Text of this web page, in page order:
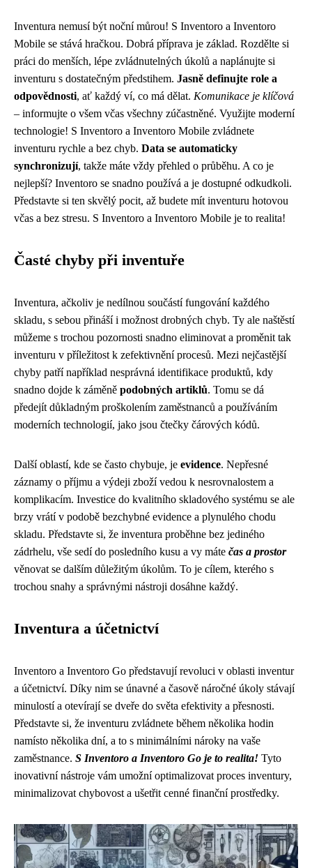
Inventura nemusí být noční můrou! S Inventoro a Inventoro
Mobile se stává hračkou. Dobrá příprava je základ. Rozdělte si
práci do menších, lépe zvládnutelných úkolů a naplánujte si
inventuru s dostatečným předstihem. Jasně definujte role a
odpovědnosti, ať každý ví, co má dělat. Komunikace je klíčová
– informujte o všem včas všechny zúčastněné. Využijte moderní
technologie! S Inventoro a Inventoro Mobile zvládnete
inventuru rychle a bez chyb. Data se automaticky
synchronizují, takže máte vždy přehled o průběhu. A co je
nejlepší? Inventoro se snadno používá a je dostupné odkudkoli.
Představte si ten skvělý pocit, až budete mít inventuru hotovou
včas a bez stresu. S Inventoro a Inventoro Mobile je to realita!
Časté chyby při inventuře
Inventura, ačkoliv je nedílnou součástí fungování každého
skladu, s sebou přináší i možnost drobných chyb. Ty ale naštěstí
můžeme s trochou pozornosti snadno eliminovat a proměnit tak
inventuru v příležitost k zefektivnění procesů. Mezi nejčastější
chyby patří například nesprávná identifikace produktů, kdy
snadno dojde k záměně podobných artiklů. Tomu se dá
předejít důkladným proškolením zaměstnanců a používáním
moderních technologií, jako jsou čtečky čárových kódů.
Další oblastí, kde se často chybuje, je evidence. Nepřesné
záznamy o příjmu a výdeji zboží vedou k nesrovnalostem a
komplikacím. Investice do kvalitního skladového systému se ale
brzy vrátí v podobě bezchybné evidence a plynulého chodu
skladu. Představte si, že inventura proběhne bez jediného
zádrhelu, vše sedí do posledního kusu a vy máte čas a prostor
věnovat se dalším důležitým úkolům. To je cílem, kterého s
trochou snahy a správnými nástroji dosáhne každý.
Inventura a účetnictví
Inventoro a Inventoro Go představují revoluci v oblasti inventur
a účetnictví. Díky nim se únavné a časově náročné úkoly stávají
minulostí a otevírají se dveře do světa efektivity a přesnosti.
Představte si, že inventuru zvládnete během několika hodin
namísto několika dní, a to s minimálními nároky na vaše
zaměstnance. S Inventoro a Inventoro Go je to realita! Tyto
inovativní nástroje vám umožní optimalizovat proces inventury,
minimalizovat chybovost a ušetřit cenné finanční prostředky.